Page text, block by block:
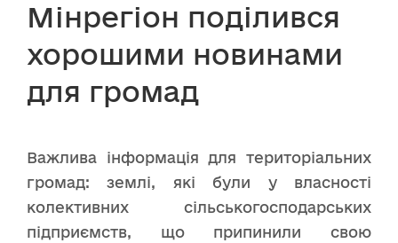
Мінрегіон поділився
хорошими новинами
для громад
Важлива інформація для територіальних
громад: землі, які були у власності
колективних сільськогосподарських
підприємств, що припинили свою